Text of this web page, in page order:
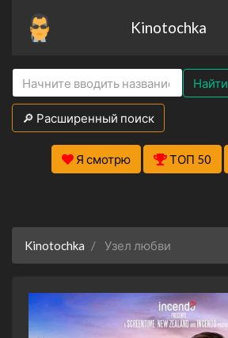
Kinotochka
Найти
🔎 Расширенный поиск
Я смотрю ТОП 50
Kinotochka Узел любви